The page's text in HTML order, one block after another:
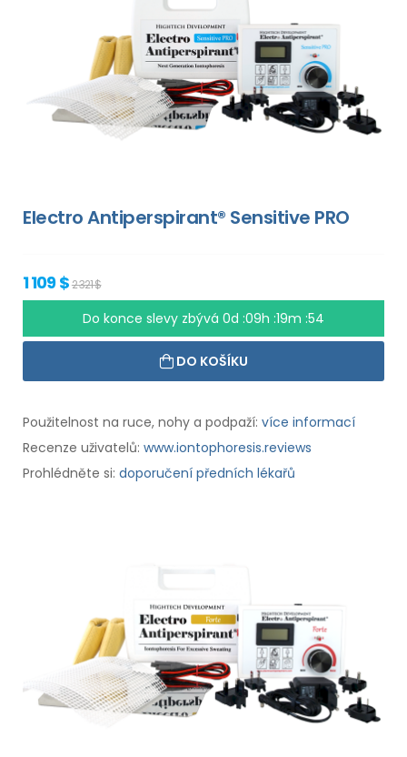
Electro Antiperspirant® Sensitive PRO
1 109 $2 321 $
Do konce slevy zbývá0d :09h :19m :53
DO KOŠÍKU
Použitelnost na ruce, nohy a podpaží: více informací
Recenze uživatelů: www.iontophoresis.reviews
Prohlédněte si: doporučení předních lékařů